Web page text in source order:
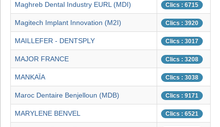
Maghreb Dental Industry EURL (MDI) Clics : 6715
Magitech Implant Innovation (M2I) Clics : 3920
MAILLEFER - DENTSPLY Clics : 3017
MAJOR FRANCE Clics : 3208
MANKAÏA Clics : 3038
Maroc Dentaire Benjelloun (MDB) Clics : 9171
MARYLENE BENVEL Clics : 6521